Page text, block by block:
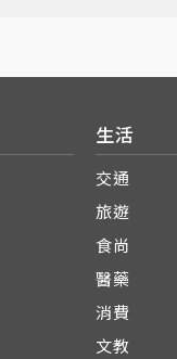
生活
交通
旅遊
食尚
醫藥
消費
文教